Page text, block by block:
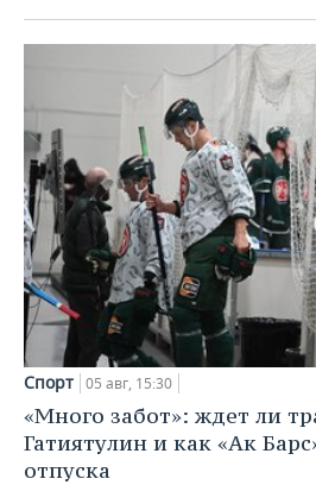
Спорт 05 авг, 15:30
«Много забот»: ждет ли
Гатиятулин и как «Ак
отпуска